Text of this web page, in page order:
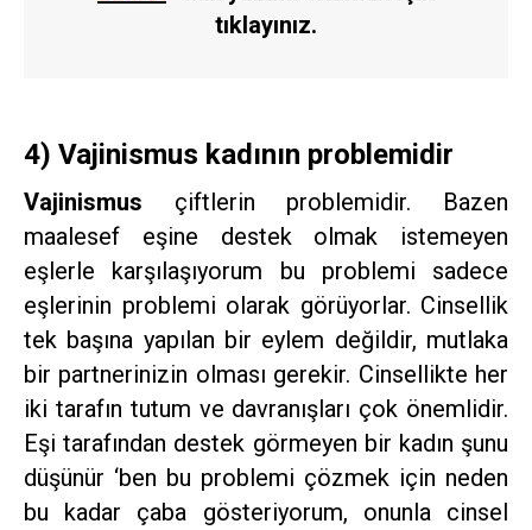
tıklayınız.
4) Vajinismus kadının problemidir
Vajinismus çiftlerin problemidir. Bazen
maalesef eşine destek olmak istemeyen
eşlerle karşılaşıyorum bu problemi sadece
eşlerinin problemi olarak görüyorlar. Cinsellik
tek başına yapılan bir eylem değildir, mutlaka
bir partnerinizin olması gerekir. Cinsellikte her
iki tarafın tutum ve davranışları çok önemlidir.
Eşi tarafından destek görmeyen bir kadın şunu
düşünür ‘ben bu problemi çözmek için neden
bu kadar çaba gösteriyorum, onunla cinsel